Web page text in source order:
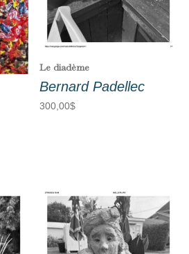
Le diadème
Bernard Padellec
300,00$